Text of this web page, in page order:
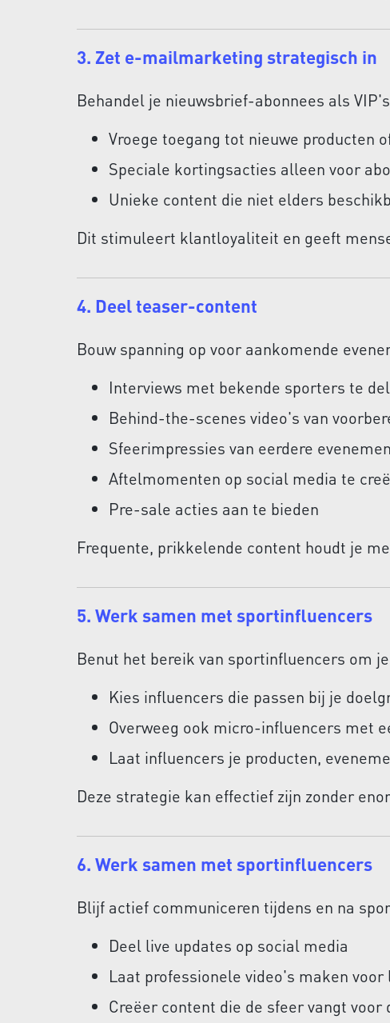
3. Zet e-mailmarketing strategisch in
Behandel je nieuwsbrief-abonnees als
Vroege toegang tot nieuwe producten
Speciale kortingsacties alleen voor
Unieke content die niet elders
Dit stimuleert klantloyaliteit en geeft
4. Deel teaser-content
Bouw spanning op voor aankomende
Interviews met bekende sporters te
Behind-the-scenes video's van
Sfeerimpressies van eerdere
Aftelmomenten op social media te
Pre-sale acties aan te bieden
Frequente, prikkelende content houdt je
5. Werk samen met sportinfluencers
Benut het bereik van sportinfluencers om
Kies influencers die passen bij je
Overweeg ook micro-influencers met
Laat influencers je producten,
Deze strategie kan effectief zijn zonder
6. Werk samen met sportinfluencers
Blijf actief communiceren tijdens en na
Deel live updates op social media
Laat professionele video's maken
Creëer content die de sfeer vangt